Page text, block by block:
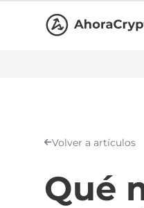
Volver a artículos
Qué